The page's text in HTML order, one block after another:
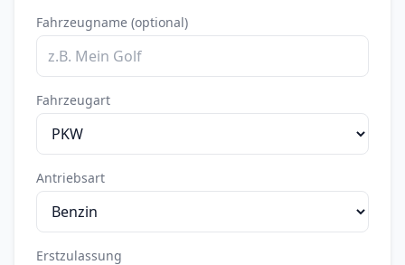
Fahrzeugname (optional)
Fahrzeugart
Antriebsart
Erstzulassung